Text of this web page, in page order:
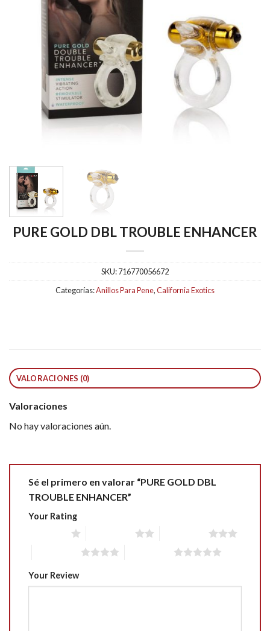
PURE GOLD DBL TROUBLE ENHANCER
SKU:716770056672
Categorías:Anillos Para Pene,California Exotics
VALORACIONES (0)
Valoraciones
No hay valoraciones aún.
Sé el primero en valorar “PURE GOLD DBL
TROUBLE ENHANCER”
Your Rating
Your Review